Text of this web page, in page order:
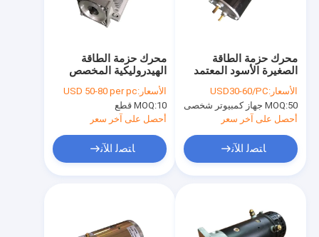
محرك حزمة الطاقة
الهيدروليكية المخصص
AC 220V 50Hz 1.5Kw
مع مروحة 1450RPM
الأسعار:USD 50-80 per pc
MOQ:10 قطع
أحصل على آخر سعر
ﺎﺘﺼﻟ ﺍﻶﻧ
محرك حزمة الطاقة
الصغيرة الأسود المعتمد
هيدروليكي DC 24 فولت
500 واط
الأسعار:USD30-60/PC
MOQ:50 جهاز كمبيوتر شخصى
أحصل على آخر سعر
ﺎﺘﺼﻟ ﺍﻶﻧ